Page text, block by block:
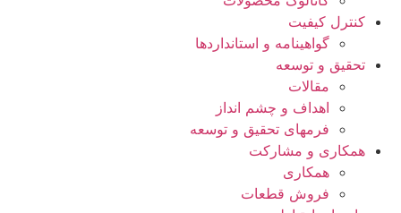
کنترل کیفیت
گواهينامه و استانداردها
تحقيق و توسعه
مقالات
اهداف و چشم انداز
فرمهای تحقیق و توسعه
همکاری و مشارکت
همکاری
فروش قطعات